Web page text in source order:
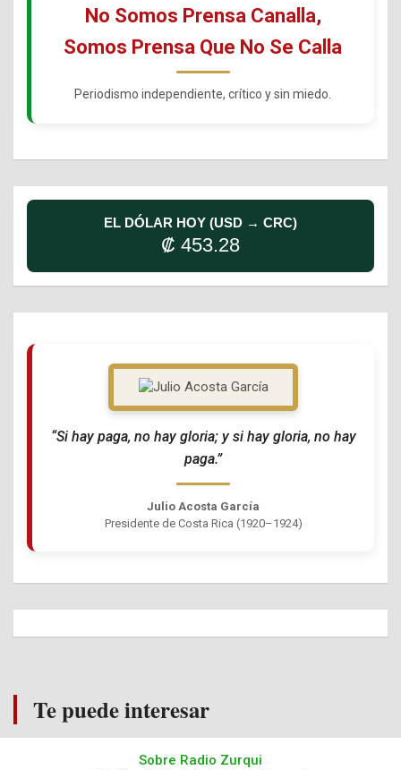
No Somos Prensa Canalla,
Somos Prensa Que No Se Calla
Periodismo independiente, crítico y sin miedo.
EL DÓLAR HOY (USD → CRC)
₡ 453.28
“Si hay paga, no hay gloria; y si hay gloria, no hay
paga.”
Julio Acosta García
Presidente de Costa Rica (1920–1924)
Te puede interesar
Sobre Radio Zurqui